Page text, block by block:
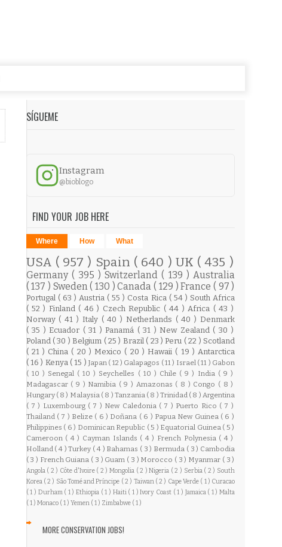
SÍGUEME
Instagram
@bioblogo
FIND YOUR JOB HERE
Where How What
USA ( 957 ) Spain ( 640 ) UK ( 435 )
Germany ( 395 )Switzerland( 139 )Australia
( 137 ) Sweden( 130 )Canada( 129 )France ( 97 )
Portugal ( 63 ) Austria ( 55 ) Costa Rica ( 54 ) South Africa
( 52 ) Finland ( 46 ) Czech Republic ( 44 )Africa ( 43 )
Norway ( 41 ) Italy ( 40 ) Netherlands ( 40 ) Denmark
( 35 ) Ecuador ( 31 ) Panamá ( 31 ) New Zealand ( 30 )
Poland ( 30 ) Belgium ( 25 ) Brazil ( 23 ) Peru ( 22 ) Scotland
( 21 ) China ( 20 ) Mexico ( 20 ) Hawaii ( 19 )Antarctica
( 16 ) Kenya ( 15 ) Japan ( 12 ) Galapagos ( 11 ) Israel ( 11 ) Gabon
( 10 ) Senegal ( 10 ) Seychelles ( 10 ) Chile ( 9 ) India ( 9 )
Madagascar ( 9 ) Namibia ( 9 ) Amazonas ( 8 ) Congo ( 8 )
Hungary ( 8 ) Malaysia ( 8 ) Tanzania ( 8 ) Trinidad ( 8 )Argentina
( 7 ) Luxembourg ( 7 ) New Caledonia ( 7 ) Puerto Rico ( 7 )
Thailand ( 7 ) Belize ( 6 ) Doñana ( 6 ) Papua New Guinea ( 6 )
Philippines ( 6 ) Dominican Republic ( 5 ) Equatorial Guinea ( 5 )
Cameroon ( 4 ) Cayman Islands ( 4 ) French Polynesia ( 4 )
Holland ( 4 )Turkey ( 4 ) Bahamas ( 3 ) Bermuda ( 3 ) Cambodia
( 3 ) French Guiana ( 3 ) Guam ( 3 ) Morocco ( 3 ) Myanmar ( 3 )
Angola ( 2 ) Côte d'Ivoire ( 2 ) Mongolia ( 2 )Nigeria ( 2 ) Serbia ( 2 ) South
Korea ( 2 ) São Tomé and Príncipe ( 2 ) Taiwan ( 2 ) Cape Verde ( 1 ) Curacao
( 1 ) Durham ( 1 )Ethiopia ( 1 ) Haiti ( 1 )Ivory Coast ( 1 ) Jamaica ( 1 )Malta
( 1 ) Monaco ( 1 ) Yemen ( 1 ) Zimbabwe ( 1 )
MORE CONSERVATION JOBS!